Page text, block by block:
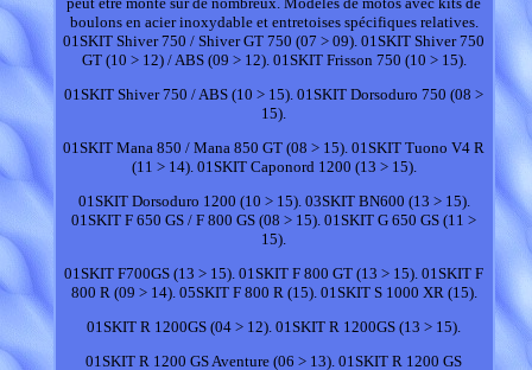
boulons en acier inoxydable et entretoises spécifiques relatives.
01SKIT Shiver 750 / Shiver GT 750 (07 > 09). 01SKIT Shiver 750
GT (10 > 12) / ABS (09 > 12). 01SKIT Frisson 750 (10 > 15).
01SKIT Shiver 750 / ABS (10 > 15). 01SKIT Dorsoduro 750 (08 >
15).
01SKIT Mana 850 / Mana 850 GT (08 > 15). 01SKIT Tuono V4 R
(11 > 14). 01SKIT Caponord 1200 (13 > 15).
01SKIT Dorsoduro 1200 (10 > 15). 03SKIT BN600 (13 > 15).
01SKIT F 650 GS / F 800 GS (08 > 15). 01SKIT G 650 GS (11 >
15).
01SKIT F700GS (13 > 15). 01SKIT F 800 GT (13 > 15). 01SKIT F
800 R (09 > 14). 05SKIT F 800 R (15). 01SKIT S 1000 XR (15).
01SKIT R 1200GS (04 > 12). 01SKIT R 1200GS (13 > 15).
01SKIT R 1200 GS Aventure (06 > 13). 01SKIT R 1200 GS